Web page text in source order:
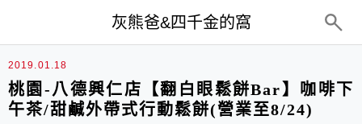
灰熊爸&四千金的窩
2019.01.18
桃園-八德興仁店【翻白眼鬆餅Bar】咖啡下
午茶/甜鹹外帶式行動鬆餅(營業至8/24)